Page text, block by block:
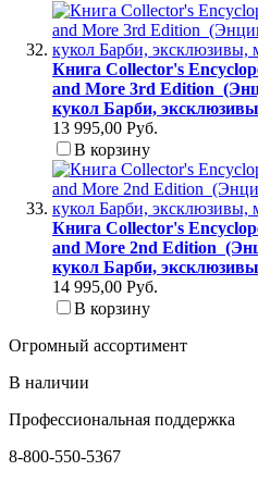
Книга Collector's
and More 3rd Edition
кукол Барби,
13 995,00 Руб.
В корзину
Книга Collector's
and More 2nd Edition
кукол Барби,
14 995,00 Руб.
В корзину
Огромный ассортимент
В наличии
Профессиональная поддержка
8-800-550-5367